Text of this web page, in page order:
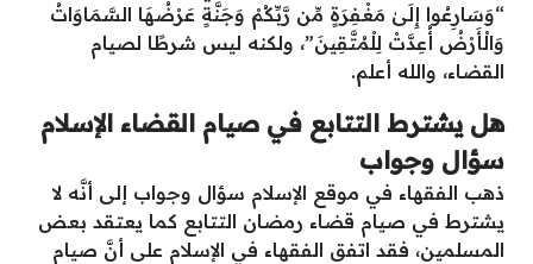
“وَسَارِعُوا إِلَىٰ مَغْفِرَةٍ مِّن رَّبِّكُمْ وَجَنَّةٍ عَرْضُهَا السَّمَاوَاتُ
وَالْأَرْضُ أُعِدَّتْ لِلْمُتَّقِينَ”، ولكنه ليس شرطًا لصيام
القضاء، والله أعلم.
هل يشترط التتابع في صيام القضاء الإسلام
سؤال وجواب
ذهب الفقهاء في موقع الإسلام سؤال وجواب إلى أنَّه لا
يشترط في صيام قضاء رمضان التتابع كما يعتقد بعض
المسلمين، فقد اتفق الفقهاء في الإسلام على أنَّ صيام